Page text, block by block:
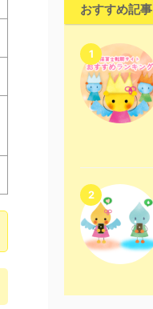
おすすめ記事
1
2